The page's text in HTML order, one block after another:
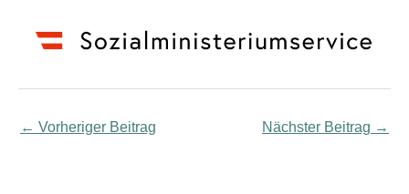
← Vorheriger Beitrag Nächster Beitrag →